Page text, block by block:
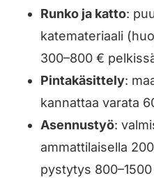
Runko ja katto:
katemateriaali
300–800 €
Pintakäsittely:
kannattaa varata
Asennustyö:
ammattilaisella
pystytys